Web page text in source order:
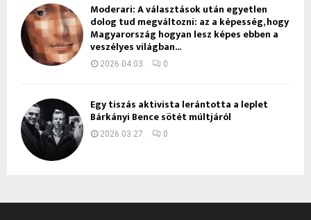
Moderari: A választások után egyetlen
dolog tud megváltozni: az a képesség, hogy
Magyarország hogyan lesz képes ebben a
veszélyes világban...
2026.04.03. 0
Egy tiszás aktivista lerántotta a leplet
Bárkányi Bence sötét múltjáról
2026.03.27. 0